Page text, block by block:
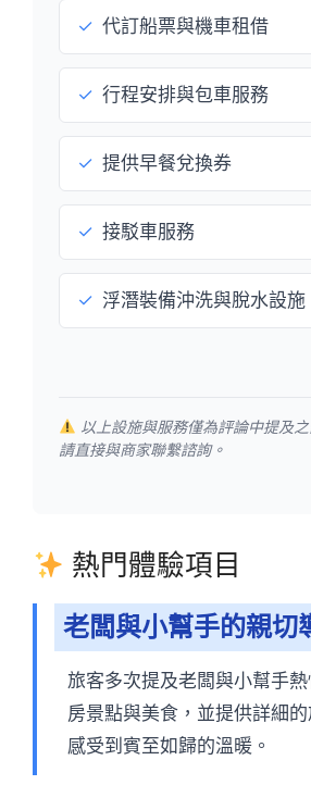
✓ 代訂船票與機車租借
✓ 行程安排與包車服務
✓ 提供早餐兌換券
✓ 接駁車服務
✓ 浮潛裝備沖洗與脫水設施
以上設施與服務僅為評論中提及
請直接與商家聯繫諮詢。
熱門體驗項目
老闆與小幫手的親切
旅客多次提及老闆與小幫手
房景點與美食，並提供詳細
感受到賓至如歸的溫暖。